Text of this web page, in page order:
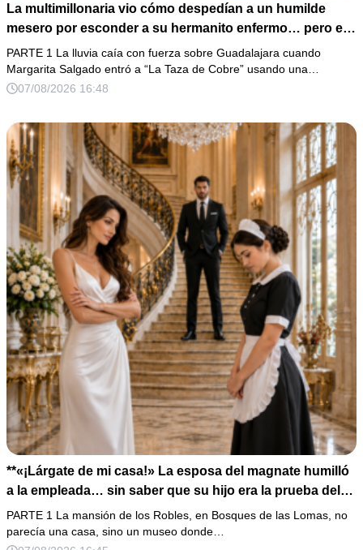
La multimillonaria vio cómo despedían a un humilde
mesero por esconder a su hermanito enfermo… pero el
verdadero escándalo estaba a punto de estallar.
PARTE 1 La lluvia caía con fuerza sobre Guadalajara cuando
Margarita Salgado entró a “La Taza de Cobre” usando una…
07/08/2026 16:48
**«¡Lárgate de mi casa!» La esposa del magnate humilló
a la empleada… sin saber que su hijo era la prueba del
secreto que todos habían enterrado*
PARTE 1 La mansión de los Robles, en Bosques de las Lomas, no
parecía una casa, sino un museo donde…